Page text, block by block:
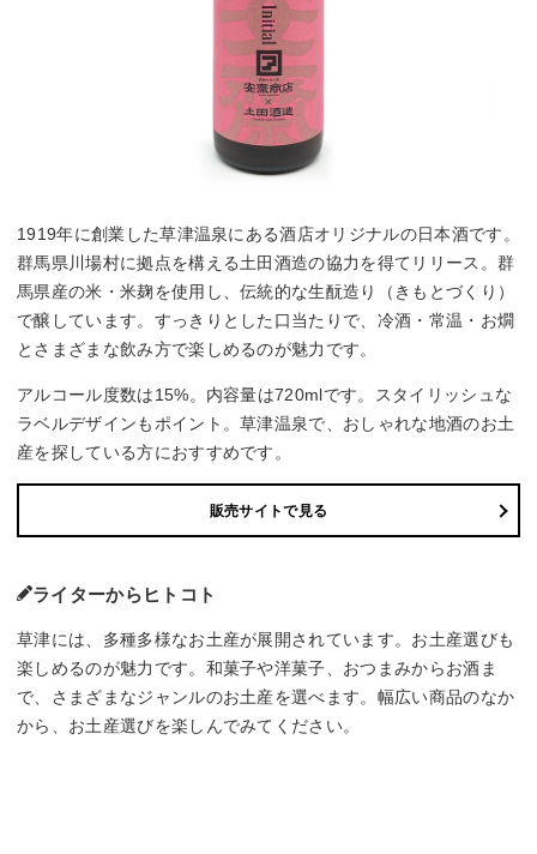
1919年に創業した草津温泉にある酒店オリジナルの日本酒です。
群馬県川場村に拠点を構える土田酒造の協力を得てリリース。群
馬県産の米・米麹を使用し、伝統的な生酛造り（きもとづくり）
で醸しています。すっきりとした口当たりで、冷酒・常温・お燗
とさまざまな飲み方で楽しめるのが魅力です。
アルコール度数は15%。内容量は720mlです。スタイリッシュな
ラベルデザインもポイント。草津温泉で、おしゃれな地酒のお土
産を探している方におすすめです。
販売サイトで見る
ライターからヒトコト
草津には、多種多様なお土産が展開されています。お土産選びも
楽しめるのが魅力です。和菓子や洋菓子、おつまみからお酒ま
で、さまざまなジャンルのお土産を選べます。幅広い商品のなか
から、お土産選びを楽しんでみてください。